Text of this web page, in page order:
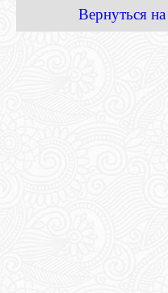
Вернуться